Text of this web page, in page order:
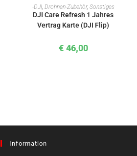
IN DEN WARENKORB
-DJI, Drohnen-Zubehör, Sonstiges
DJI Care Refresh 1 Jahres
Vertrag Karte (DJI Flip)
€ 46,00
Information